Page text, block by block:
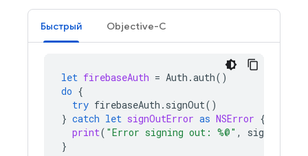
Быстрый Objective-C
let firebaseAuth = Auth .auth()
do {
try firebaseAuth . signOut()
} catch let signOutError as NSError {
print( "Error signing out: %@" ,
}